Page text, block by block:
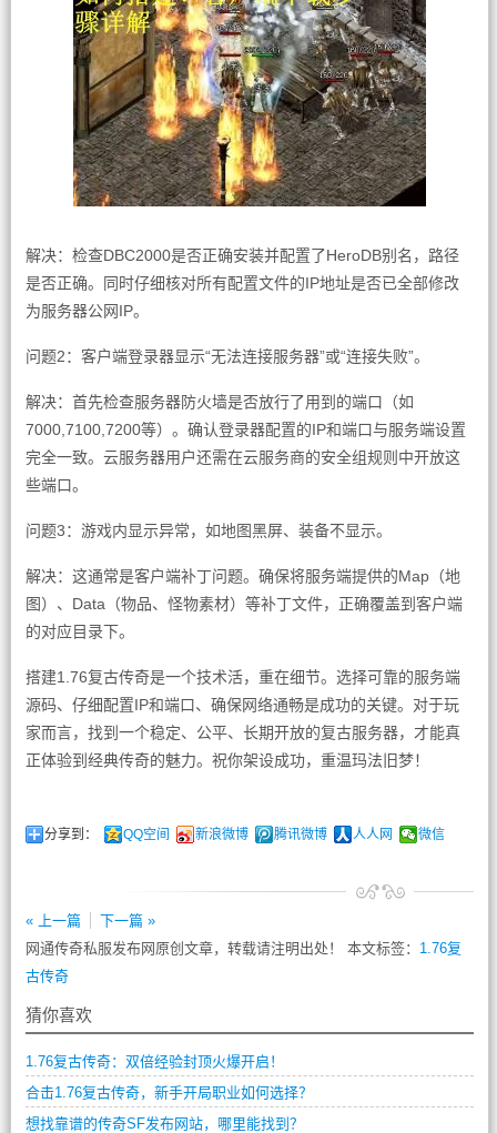
解决：检查DBC2000是否正确安装并配置了HeroDB别名，路径
是否正确。同时仔细核对所有配置文件的IP地址是否已全部修改
为服务器公网IP。
问题2：客户端登录器显示“无法连接服务器”或“连接失败”。
解决：首先检查服务器防火墙是否放行了用到的端口（如
7000,7100,7200等）。确认登录器配置的IP和端口与服务端设置
完全一致。云服务器用户还需在云服务商的安全组规则中开放这
些端口。
问题3：游戏内显示异常，如地图黑屏、装备不显示。
解决：这通常是客户端补丁问题。确保将服务端提供的Map（地
图）、Data（物品、怪物素材）等补丁文件，正确覆盖到客户端
的对应目录下。
搭建1.76复古传奇是一个技术活，重在细节。选择可靠的服务端
源码、仔细配置IP和端口、确保网络通畅是成功的关键。对于玩
家而言，找到一个稳定、公平、长期开放的复古服务器，才能真
正体验到经典传奇的魅力。祝你架设成功，重温玛法旧梦！
分享到： QQ空间 新浪微博 腾讯微博 人人网 微信
« 上一篇
下一篇 »
网通传奇私服发布网原创文章，转载请注明出处！ 本文标签： 1.76复
古传奇
猜你喜欢
1.76复古传奇：双倍经验封顶火爆开启！
合击1.76复古传奇，新手开局职业如何选择？
想找靠谱的传奇SF发布网站，哪里能找到？